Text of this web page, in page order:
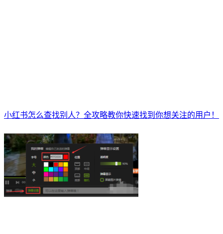
小红书怎么查找别人？全攻略教你快速找到你想关注的用户！